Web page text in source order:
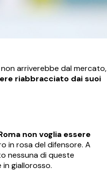
arriverebbe dal mercato,
riabbracciato dai suoi
non voglia essere
in rosa del difensore. A
nessuna di queste
giallorosso.